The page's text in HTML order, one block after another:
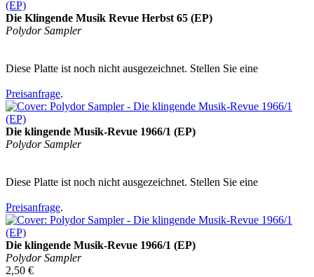
Die Klingende Musik Revue Herbst 65 (EP)
Polydor Sampler
Diese Platte ist noch nicht ausgezeichnet. Stellen Sie eine
Preisanfrage.
Die klingende Musik-Revue 1966/1 (EP)
Polydor Sampler
Diese Platte ist noch nicht ausgezeichnet. Stellen Sie eine
Preisanfrage.
Die klingende Musik-Revue 1966/1 (EP)
Polydor Sampler
2,50 €